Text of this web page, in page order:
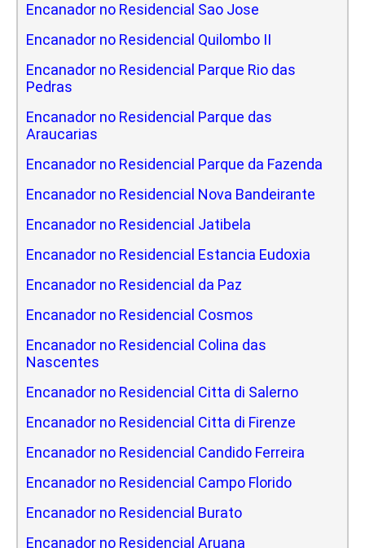
Encanador no Residencial Sao Jose
Encanador no Residencial Quilombo II
Encanador no Residencial Parque Rio das
Pedras
Encanador no Residencial Parque das
Araucarias
Encanador no Residencial Parque da Fazenda
Encanador no Residencial Nova Bandeirante
Encanador no Residencial Jatibela
Encanador no Residencial Estancia Eudoxia
Encanador no Residencial da Paz
Encanador no Residencial Cosmos
Encanador no Residencial Colina das
Nascentes
Encanador no Residencial Citta di Salerno
Encanador no Residencial Citta di Firenze
Encanador no Residencial Candido Ferreira
Encanador no Residencial Campo Florido
Encanador no Residencial Burato
Encanador no Residencial Aruana